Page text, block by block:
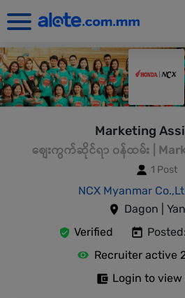
Marketing
စျေးကွက်ဆိုင်ရာ ၀န်ထမ်း |
1 Post
NCX Myanmar
Dagon |
Verified
Recruiter active
Login to view